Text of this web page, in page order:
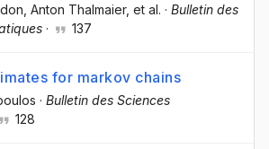
, Anton Thalmaier, et al. · Bulletin des
· 137
for markov chains
· Bulletin des Sciences
128